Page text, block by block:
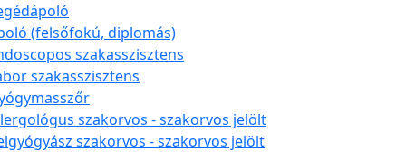
(felsőfokú, diplomás)
szakasszisztens
szakasszisztens
szakorvos - szakorvos jelölt
szakorvos - szakorvos jelölt